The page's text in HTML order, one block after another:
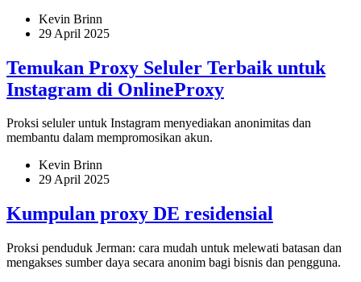
Kevin Brinn
29 April 2025
Temukan Proxy Seluler Terbaik untuk
Instagram di OnlineProxy
Proksi seluler untuk Instagram menyediakan anonimitas dan
membantu dalam mempromosikan akun.
Kevin Brinn
29 April 2025
Kumpulan proxy DE residensial
Proksi penduduk Jerman: cara mudah untuk melewati batasan dan
mengakses sumber daya secara anonim bagi bisnis dan pengguna.